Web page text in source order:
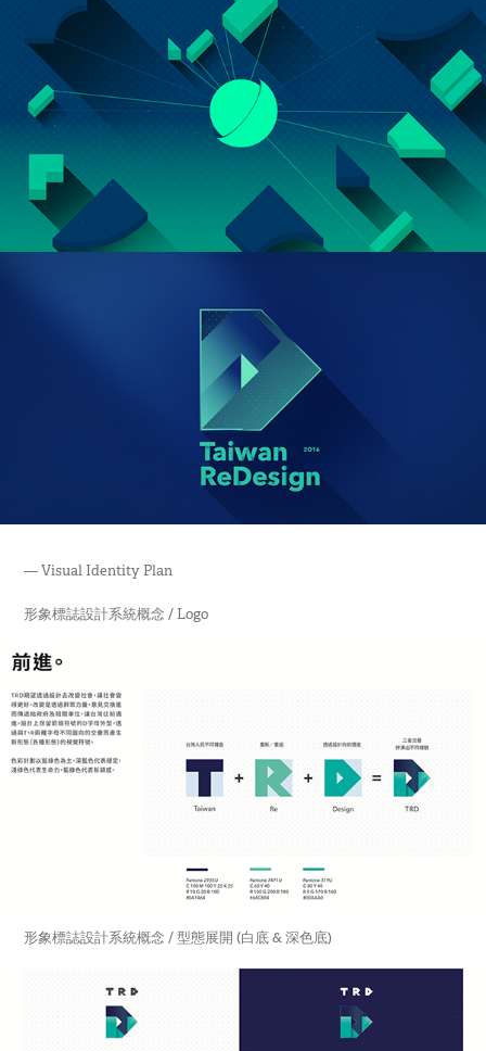
— Visual Identity Plan
形象標誌設計系統概念 / Logo
形象標誌設計系統概念 / 型態展開 (白底 & 深色底)